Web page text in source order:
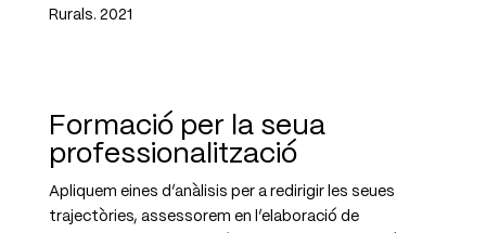
Rurals. 2021
Formació per la seua
professionalització
Apliquem eines d’anàlisis per a redirigir les seues
trajectòries, assessorem en l’elaboració de